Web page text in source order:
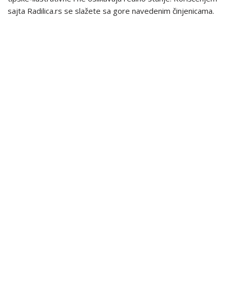
sajta Radilica.rs se slažete sa gore navedenim činjenicama.